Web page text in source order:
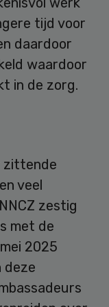
tijd voor
daardoor
waardoor
in de zorg.
zittende
veel
zestig
met de
2025
deze